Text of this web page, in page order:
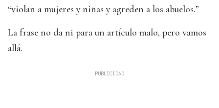
“violan a mujeres y niñas y agreden a los abuelos.”
La frase no da ni para un artículo malo, pero vamos
allá.